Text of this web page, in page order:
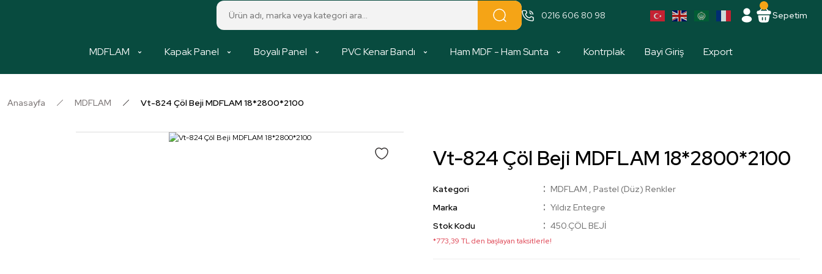
0216 606 80 98 Sepetim
MDFLAM Kapak Panel Boyalı Panel PVC Kenar Bandı Ham MDF - Ham Sunta Kontrplak Bayi Giriş Export
Anasayfa MDFLAM Vt-824 Çöl Beji MDFLAM 18*2800*2100
Vt-824 Çöl Beji MDFLAM 18*2800*2100
Kategori MDFLAM , Pastel (Düz) Renkler
Marka
Yıldız Entegre
Stok Kodu
450.ÇÖL BEJİ
*773,39 TL den başlayan taksitlerle!